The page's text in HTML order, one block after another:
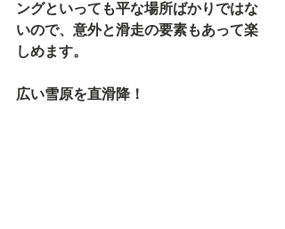
ングといっても平な場所ばかりではな
いので、意外と滑走の要素もあって楽
しめます。
広い雪原を直滑降！